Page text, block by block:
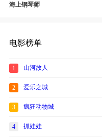
海上钢琴师
电影榜单
1 山河故人
2 爱乐之城
3 疯狂动物城
4 抓娃娃